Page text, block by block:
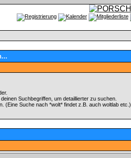
Suchbegriffen, um detaillierter zu suchen.
(Eine Suche nach *wolt* findet z.B. auch woltlab etc.)